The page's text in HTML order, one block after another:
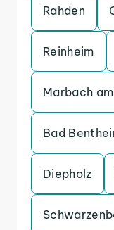
Rahden
Reinheim
Marbach
Bad
Diepholz